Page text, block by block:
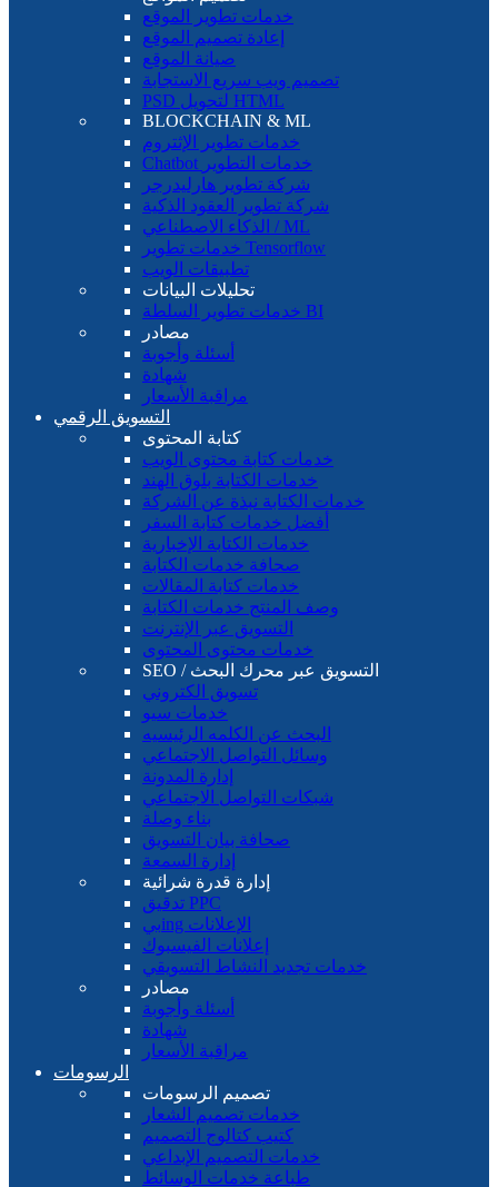
خدمات تطوير الموقع
إعادة تصميم الموقع
صيانة الموقع
تصميم ويب سريع الاستجابة
PSD لتحويل HTML
BLOCKCHAIN ​​& ML
خدمات تطوير الإثتروم
Chatbot خدمات التطوير
شركة تطوير هارليدرجر
شركة تطوير العقود الذكية
الذكاء الاصطناعي / ML
خدمات تطوير Tensorflow
تطبيقات الويب
تحليلات البيانات
خدمات تطوير السلطة BI
مصادر
أسئلة وأجوبة
شهادة
مراقبة الأسعار
التسويق الرقمي
كتابة المحتوى
خدمات كتابة محتوى الويب
خدمات الكتابة بلوق الهند
خدمات الكتابة نبذة عن الشركة
أفضل خدمات كتابة السفر
خدمات الكتابة الإخبارية
صحافة خدمات الكتابة
خدمات كتابة المقالات
وصف المنتج خدمات الكتابة
التسويق عبر الإنترنت
خدمات محتوى المحتوى
SEO / التسويق عبر محرك البحث
تسويق الكتروني
خدمات سيو
البحث عن الكلمه الرئيسيه
وسائل التواصل الاجتماعي
إدارة المدونة
شبكات التواصل الاجتماعي
بناء وصلة
صحافة بيان التسويق
إدارة السمعة
إدارة قدرة شرائية
تدقيق PPC
بيing الإعلانات
إعلانات الفيسبوك
خدمات تجديد النشاط التسويقي
مصادر
أسئلة وأجوبة
شهادة
مراقبة الأسعار
الرسومات
تصميم الرسومات
خدمات تصميم الشعار
كتيب كتالوج التصميم
خدمات التصميم الإبداعي
طباعة خدمات الوسائط